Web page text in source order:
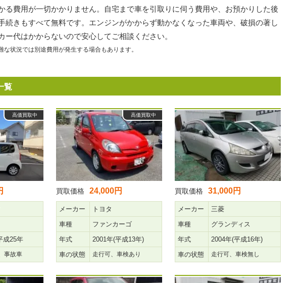
る費用が一切かかりません。自宅まで車を引取りに伺う費用や、お預かりした後
続きもすべて無料です。エンジンがかからず動かなくなった車両や、破損の著し
ー代はかからないので安心してご相談ください。
状況では別途費用が発生する場合もあります。
覧
高価買取中
成25年
事故車
高価買取中
買取価格 24,000円
メーカー
トヨタ
車種
ファンカーゴ
年式
2001年(平成13年)
車の状態
走行可、車検あり
買取価格 31,000円
メーカー
三菱
車種
グランディス
年式
2004年(平成16年)
車の状態
走行可、車検無し